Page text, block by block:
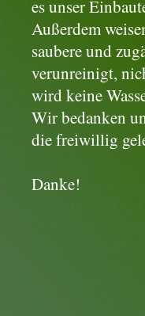
es unser
Außerdem
saubere und
verunreinigt,
wird keine
Wir bedanken
die freiwillig
Danke!